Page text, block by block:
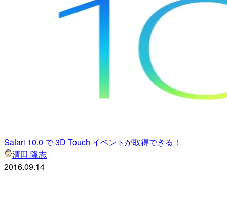
Safari 10.0 で 3D Touch イベントが取得できる！
清田 隆志
2016.09.14